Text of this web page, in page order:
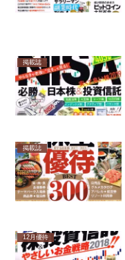
掲載誌
掲載誌
12月優待